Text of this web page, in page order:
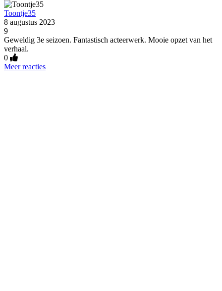
Toontje35
8 augustus 2023
9
Geweldig 3e seizoen. Fantastisch acteerwerk. Mooie opzet van het
verhaal.
0
Meer reacties